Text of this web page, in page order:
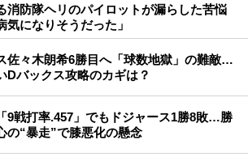
消防隊ヘリのパイロットが漏らした苦悩
気になりそうだった」
佐々木朗希6勝目へ「球数地獄」の難敵…
Dバックス攻略のカギは？
9戦打率.457」でもドジャース1勝8敗…勝
の“暴走”で膝悪化の懸念